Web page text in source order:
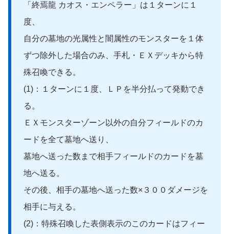
「終焉龍 カオス・エンペラー」は１ターンに１
度、
自分の墓地の光属性と闇属性のモンスターを１体
ずつ除外した場合のみ、手札・ＥＸデッキから特
殊召喚できる。
(1)：１ターンに１度、ＬＰを半分払って発動でき
る。
ＥＸモンスターゾーン以外の自分フィールドのカ
ードを全て墓地へ送り、
墓地へ送った数まで相手フィールドのカードを墓
地へ送る。
その後、相手の墓地へ送った数×３００ダメージを
相手に与える。
(2)：特殊召喚した表側表示のこのカードはフィー